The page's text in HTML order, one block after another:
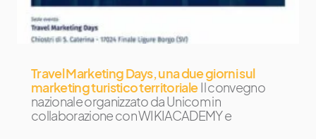
Travel Marketing Days, una due giorni sul
marketing turistico territorialeIl convegno
nazionale organizzato da Unicom in
collaborazione con WIKIACADEMY e